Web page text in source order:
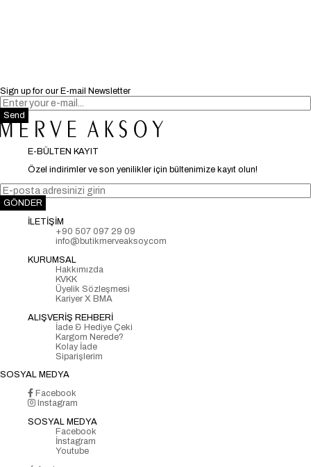
Sign up for our E-mail Newsletter
Send
E-BÜLTEN KAYIT
Özel indirimler ve son yenilikler için bültenimize kayıt olun!
GÖNDER
İLETİŞİM
+90 507 097 29 09
info@butikmerveaksoy.com
KURUMSAL
Hakkımızda
KVKK
Üyelik Sözleşmesi
Kariyer X BMA
ALIŞVERİŞ REHBERİ
İade & Hediye Çeki
Kargom Nerede?
Kolay İade
Siparişlerim
SOSYAL MEDYA
Facebook
Instagram
SOSYAL MEDYA
Facebook
İnstagram
Youtube